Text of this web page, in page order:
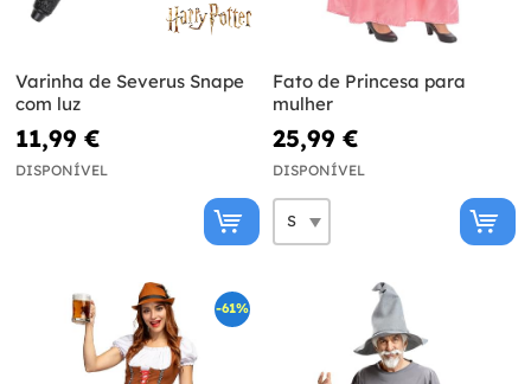
Varinha de Severus Snape
com luz
11,99 €
DISPONÍVEL
Fato de Princesa para
mulher
25,99 €
DISPONÍVEL
-61%